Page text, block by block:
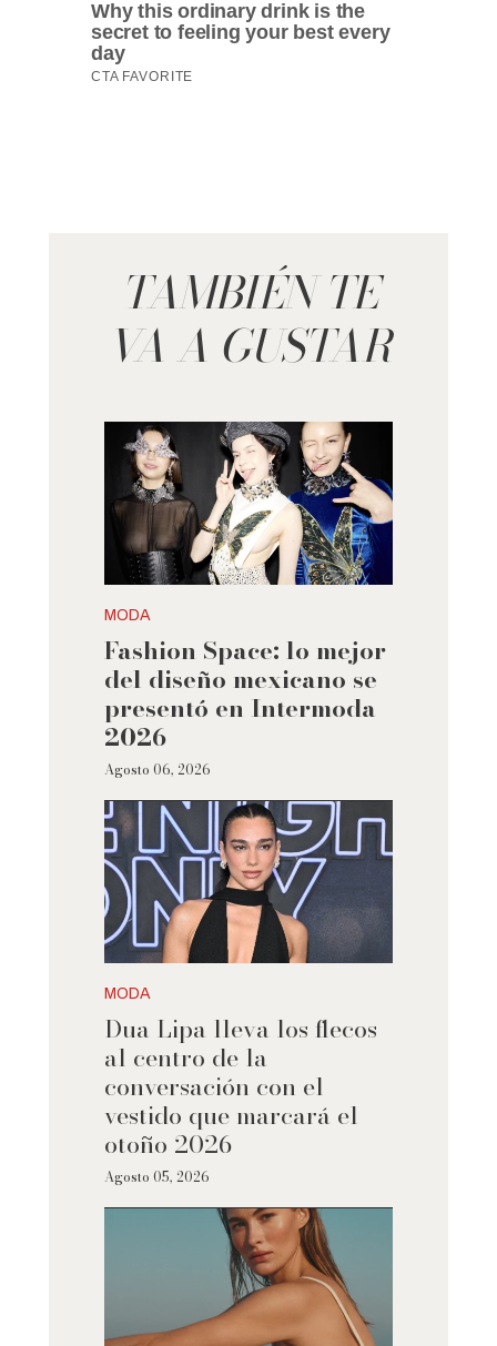
TAMBIÉN TE
VA A GUSTAR
MODA
Fashion Space: lo mejor
del diseño mexicano se
presentó en Intermoda
2026
Agosto 06, 2026
MODA
Dua Lipa lleva los flecos
al centro de la
conversación con el
vestido que marcará el
otoño 2026
Agosto 05, 2026